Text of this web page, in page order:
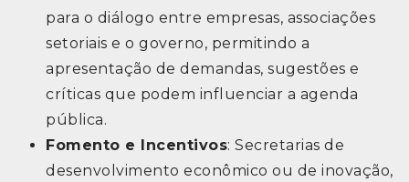
para o diálogo entre empresas, associações
setoriais e o governo, permitindo a
apresentação de demandas, sugestões e
críticas que podem influenciar a agenda
pública.
Fomento e Incentivos: Secretarias de
desenvolvimento econômico ou de inovação,